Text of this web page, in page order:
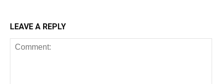
LEAVE A REPLY